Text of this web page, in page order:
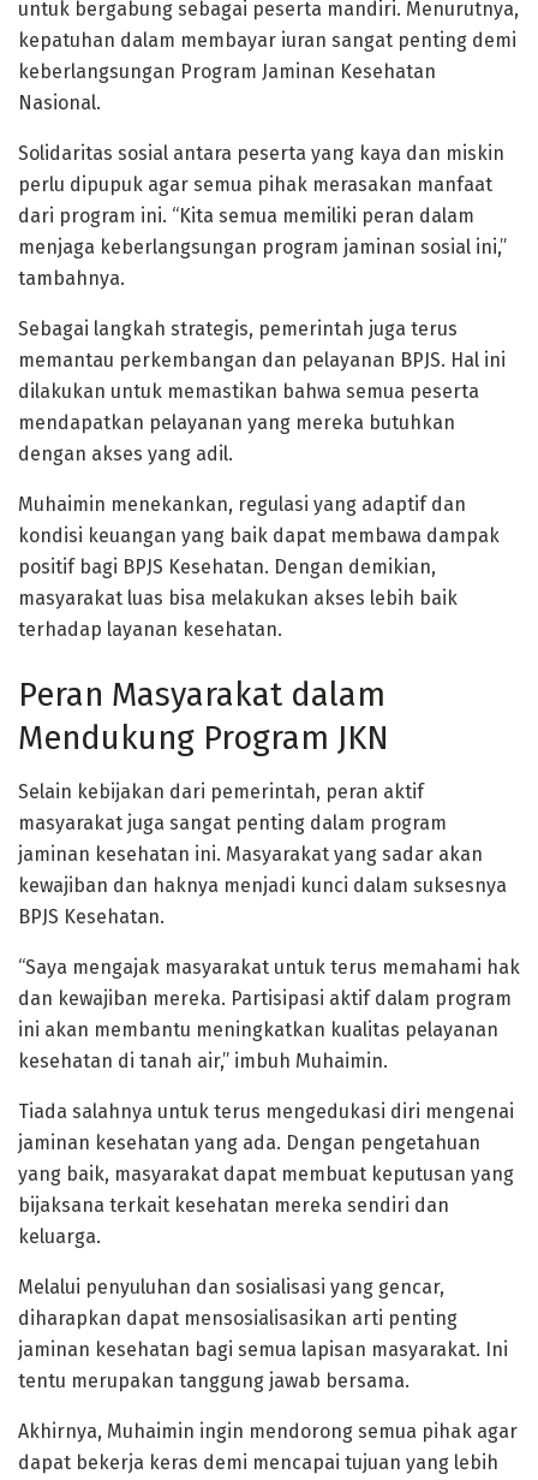
untuk bergabung sebagai peserta mandiri. Menurutnya,
kepatuhan dalam membayar iuran sangat penting demi
keberlangsungan Program Jaminan Kesehatan
Nasional.
Solidaritas sosial antara peserta yang kaya dan miskin
perlu dipupuk agar semua pihak merasakan manfaat
dari program ini. “Kita semua memiliki peran dalam
menjaga keberlangsungan program jaminan sosial ini,”
tambahnya.
Sebagai langkah strategis, pemerintah juga terus
memantau perkembangan dan pelayanan BPJS. Hal ini
dilakukan untuk memastikan bahwa semua peserta
mendapatkan pelayanan yang mereka butuhkan
dengan akses yang adil.
Muhaimin menekankan, regulasi yang adaptif dan
kondisi keuangan yang baik dapat membawa dampak
positif bagi BPJS Kesehatan. Dengan demikian,
masyarakat luas bisa melakukan akses lebih baik
terhadap layanan kesehatan.
Peran Masyarakat dalam
Mendukung Program JKN
Selain kebijakan dari pemerintah, peran aktif
masyarakat juga sangat penting dalam program
jaminan kesehatan ini. Masyarakat yang sadar akan
kewajiban dan haknya menjadi kunci dalam suksesnya
BPJS Kesehatan.
“Saya mengajak masyarakat untuk terus memahami hak
dan kewajiban mereka. Partisipasi aktif dalam program
ini akan membantu meningkatkan kualitas pelayanan
kesehatan di tanah air,” imbuh Muhaimin.
Tiada salahnya untuk terus mengedukasi diri mengenai
jaminan kesehatan yang ada. Dengan pengetahuan
yang baik, masyarakat dapat membuat keputusan yang
bijaksana terkait kesehatan mereka sendiri dan
keluarga.
Melalui penyuluhan dan sosialisasi yang gencar,
diharapkan dapat mensosialisasikan arti penting
jaminan kesehatan bagi semua lapisan masyarakat. Ini
tentu merupakan tanggung jawab bersama.
Akhirnya, Muhaimin ingin mendorong semua pihak agar
dapat bekerja keras demi mencapai tujuan yang lebih